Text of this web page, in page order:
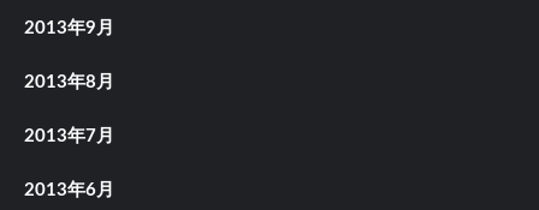
2013年9月
2013年8月
2013年7月
2013年6月